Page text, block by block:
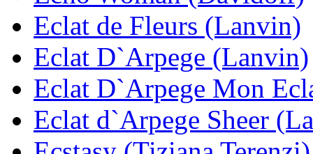
Eclat de Fleurs (Lanvin)
Eclat D`Arpege (Lanvin)
Eclat D`Arpege Mon
Eclat d`Arpege Sheer